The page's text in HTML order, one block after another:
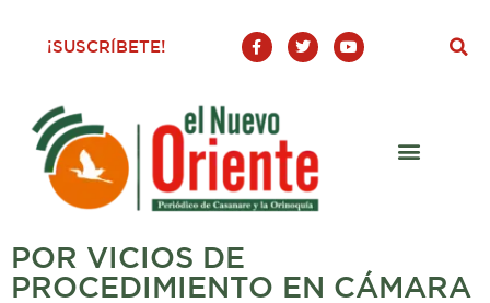
¡SUSCRÍBETE!
F
a
c
o
o
-
T
w
i
Y
o
u
POR VICIOS DE
PROCEDIMIENTO EN CÁMARA